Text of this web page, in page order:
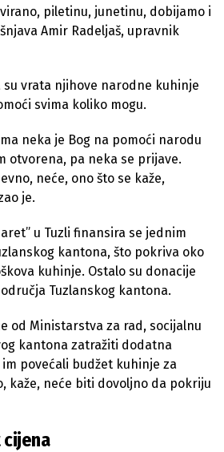
piletinu, junetinu, dobijamo i
Amir Radeljaš, upravnik
su vrata njihove narodne kuhinje
svima koliko mogu.
neka je Bog na pomoći narodu
otvorena, pa neka se prijave.
neće, ono što se kaže,
je.
u Tuzli finansira se jednim
kantona, što pokriva oko
kuhinje. Ostalo su donacije
Tuzlanskog kantona.
od Ministarstva za rad, socijalnu
kantona zatražiti dodatna
povećali budžet kuhinje za
kaže, neće biti dovoljno da pokriju